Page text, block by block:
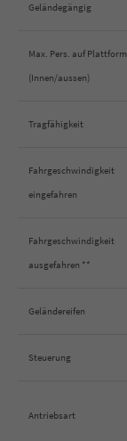
Geländegängig
Max. Pers. auf Plattform
(Innen/aussen)
Tragfähigkeit
Fahrgeschwindigkeit
eingefahren
Fahrgeschwindigkeit
ausgefahren **
Geländereifen
Steuerung
Antriebsart